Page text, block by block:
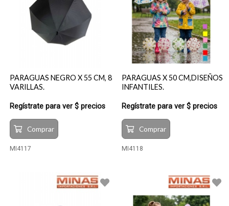
PARAGUAS NEGRO X 55 CM, 8
VARILLAS.
Regístrate para ver $ precios
Comprar
MI4117
PARAGUAS X 50 CM,DISEÑOS
INFANTILES.
Regístrate para ver $ precios
Comprar
MI4118